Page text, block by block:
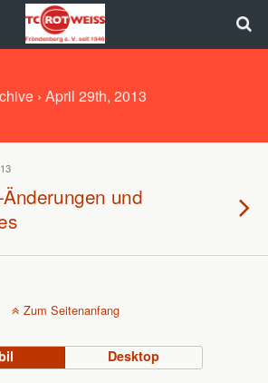
› April 29th, 2013
und
Zum Seitenanfang
Desktop